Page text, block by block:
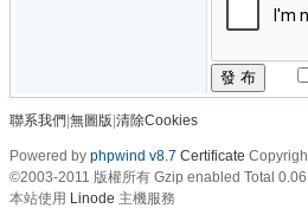
發 布
聯系我們 無圖版 清除Cookies
Powered by phpwind v8.7 Certificate
©2003-2011 版權所有 Gzip enabled Total
本站使用 Linode 主機服務